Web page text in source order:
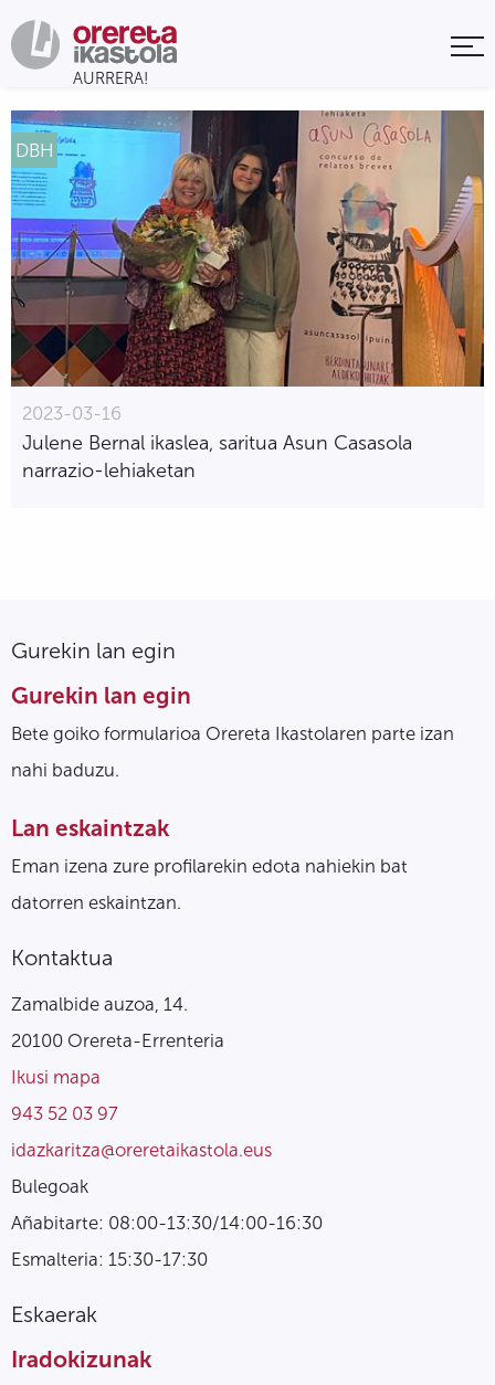
DBH
2023-03-16
Julene Bernal ikaslea, saritua Asun Casasola
narrazio-lehiaketan
Gurekin lan egin
Gurekin lan egin
Bete goiko formularioa Orereta Ikastolaren parte izan
nahi baduzu.
Lan eskaintzak
Eman izena zure profilarekin edota nahiekin bat
datorren eskaintzan.
Kontaktua
Zamalbide auzoa, 14.
20100 Orereta-Errenteria
Ikusi mapa
943 52 03 97
idazkaritza@oreretaikastola.eus
Bulegoak
Añabitarte: 08:00-13:30/14:00-16:30
Esmalteria: 15:30-17:30
Eskaerak
Iradokizunak